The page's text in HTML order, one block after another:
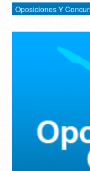
Oposiciones Y